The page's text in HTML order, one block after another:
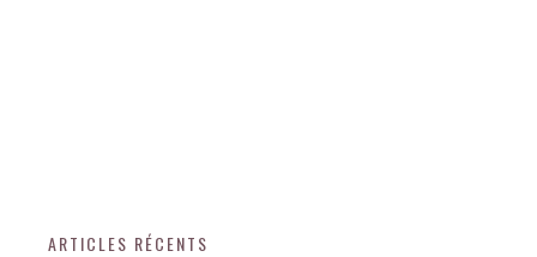
ARTICLES RÉCENTS